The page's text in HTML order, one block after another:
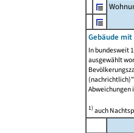
Gebäude
In bundesweit
ausgewählt
Abweichungen
1)auch